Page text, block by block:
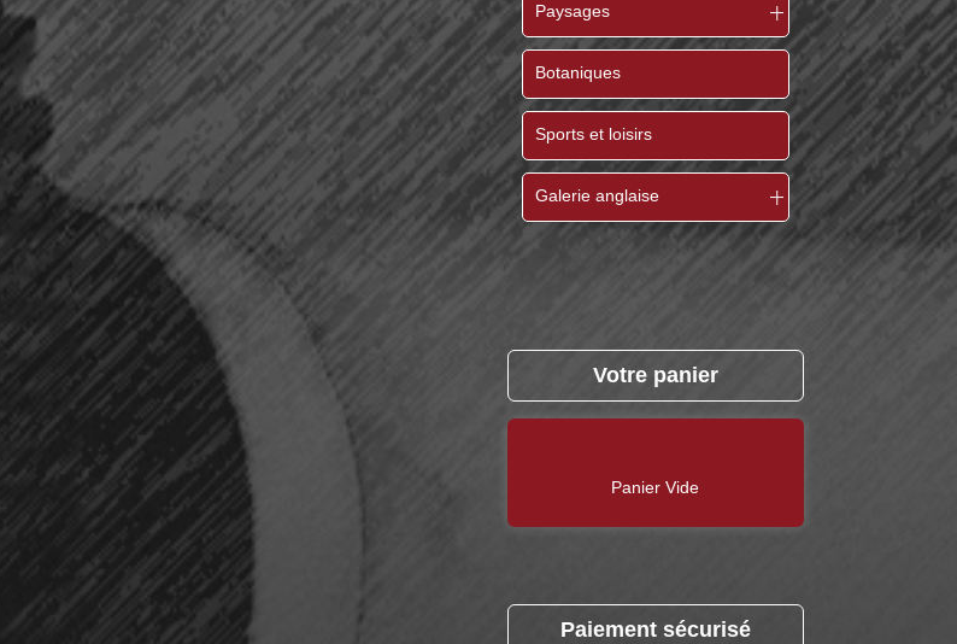
Paysages
Botaniques
Sports et loisirs
Galerie anglaise
Votre panier
Panier Vide
Paiement sécurisé